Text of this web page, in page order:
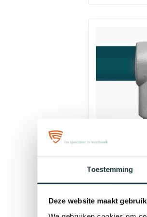
Toestemming
Deze website maakt
Steigerbuis
stuk | Ø33.7
€3,97